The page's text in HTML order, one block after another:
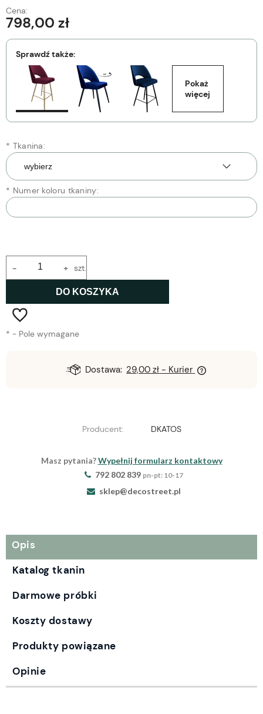
Cena:
798,00 zł
Sprawdź także:
Pokaż
więcej
* Tkanina:
* Numer koloru tkaniny:
+
- szt.
DO KOSZYKA
* - Pole wymagane
Dostawa: 29,00 zł - Kurier
Producent: DKATOS
Masz pytania?Wypełnij formularz kontaktowy
792 802 839 pn-pt: 10-17
sklep@decostreet.pl
Opis
Katalog tkanin
Darmowe próbki
Koszty dostawy
Produkty powiązane
Opinie